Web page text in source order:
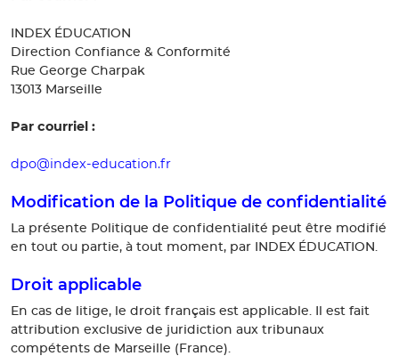
INDEX ÉDUCATION
Direction Confiance & Conformité
Rue George Charpak
13013 Marseille
Par courriel :
dpo@index-education.fr
Modification de la Politique de confidentialité
La présente Politique de confidentialité peut être modifié
en tout ou partie, à tout moment, par INDEX ÉDUCATION.
Droit applicable
En cas de litige, le droit français est applicable. Il est fait
attribution exclusive de juridiction aux tribunaux
compétents de Marseille (France).